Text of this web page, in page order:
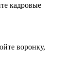
кадровые
воронку,